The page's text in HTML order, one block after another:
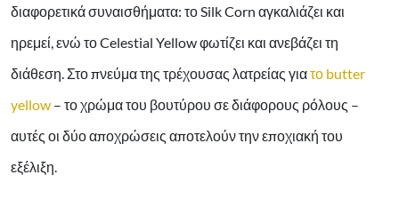
διαφορετικά συναισθήματα: το Silk Corn αγκαλιάζει και
ηρεμεί, ενώ το Celestial Yellow φωτίζει και ανεβάζει τη
διάθεση. Στο πνεύμα της τρέχουσας λατρείας γιατο butter
yellow – το χρώμα του βουτύρου σε διάφορους ρόλους –
αυτές οι δύο αποχρώσεις αποτελούν την εποχιακή του
εξέλιξη.